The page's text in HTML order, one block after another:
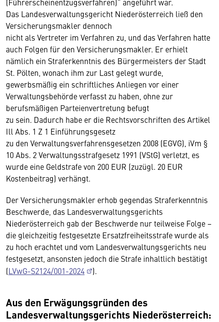
Das Landesverwaltungsgericht Niederösterreich ließ den
Versicherungsmakler dennoch
nicht als Vertreter im Verfahren zu, und das Verfahren hatte
auch Folgen für den Versicherungsmakler. Er erhielt
nämlich ein Straferkenntnis des Bürgermeisters der Stadt
St. Pölten, wonach ihm zur Last gelegt wurde,
gewerbsmäßig ein schriftliches Anliegen vor einer
Verwaltungsbehörde verfasst zu haben, ohne zur
berufsmäßigen Parteienvertretung befugt
zu sein. Dadurch habe er die Rechtsvorschriften des Artikel
Ill Abs. 1 Z 1 Einführungsgesetz
zu den Verwaltungsverfahrensgesetzen 2008 (EGVG), iVm §
10 Abs. 2 Verwaltungsstrafgesetz 1991 (VStG) verletzt, es
wurde eine Geldstrafe von 200 EUR (zuzügl. 20 EUR
Kostenbeitrag) verhängt.
Der Versicherungsmakler erhob gegendas Straferkenntnis
Beschwerde, das Landesverwaltungsgerichts
Niederösterreich gab der Beschwerde nur teilweise Folge –
die gleichzeitig festgesetzte Ersatzfreiheitsstrafe wurde als
zu hoch erachtet und vom Landesverwaltungsgerichts neu
festgesetzt, ansonsten jedoch die Strafe inhaltlich bestätigt
(LVwG-S2124/001-2024 ).
Aus den Erwägungsgründen des
Landesverwaltungsgerichts Niederösterreich: